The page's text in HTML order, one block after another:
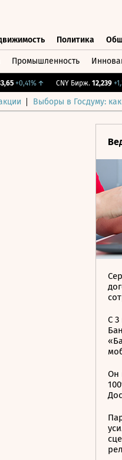
Политика
Промышленность
+0,41%↑ CNY Бирж. 12,239 +1,31%
Выборы в Госдуму:
С 3
Он